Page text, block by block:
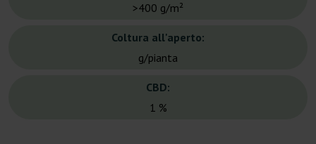
>400 g/m²
Coltura all'aperto:
g/pianta
CBD:
1 %